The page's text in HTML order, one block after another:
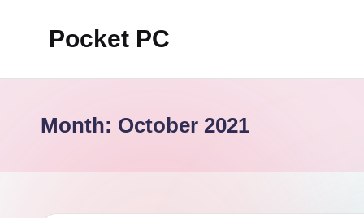
Pocket PC
資
Month: October 2021